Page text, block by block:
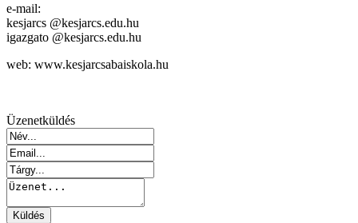
e-mail:
kesjarcs @kesjarcs.edu.hu
igazgato @kesjarcs.edu.hu
web: www.kesjarcsabaiskola.hu
Üzenetküldés